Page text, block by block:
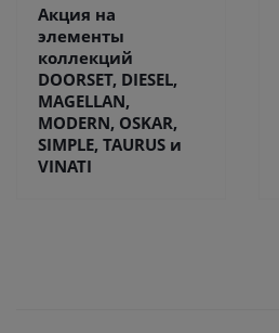
Акция на
элементы
коллекций
DOORSET, DIESEL,
MAGELLAN,
MODERN, OSKAR,
SIMPLE, TAURUS и
VINATI